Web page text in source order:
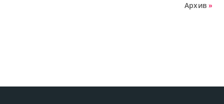
Архив »